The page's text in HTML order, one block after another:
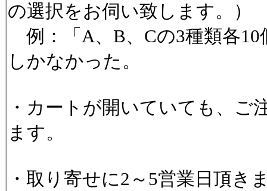
の選択をお伺い致します。）
例：「A、B、Cの3種類各10
しかなかった。
・カートが開いていても、ご
ます。
・取り寄せに2～5営業日頂き